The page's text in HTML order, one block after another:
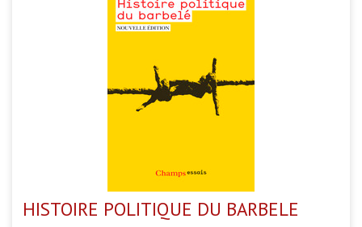
HISTOIRE POLITIQUE DU BARBELE